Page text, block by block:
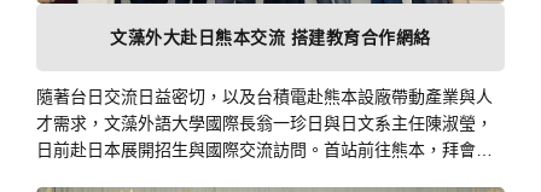
文藻外大赴日熊本交流 搭建教育合作網絡
隨著台日交流日益密切，以及台積電赴熊本設廠帶動產業與人
才需求，文藻外語大學國際長翁一珍日與日文系主任陳淑瑩，
日前赴日本展開招生與國際交流訪問。首站前往熊本，拜會熊